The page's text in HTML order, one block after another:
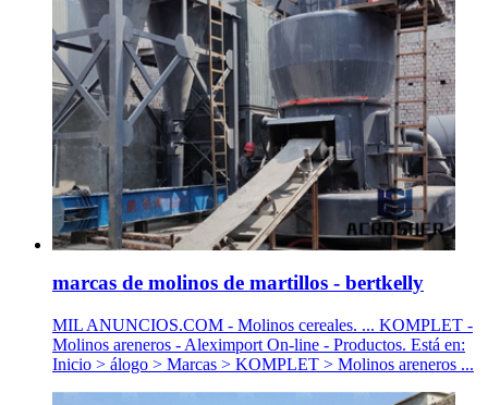
marcas de molinos de martillos - bertkelly
MIL ANUNCIOS.COM - Molinos cereales. ... KOMPLET -
Molinos areneros - Aleximport On-line - Productos. Está en:
Inicio > álogo > Marcas > KOMPLET > Molinos areneros ...